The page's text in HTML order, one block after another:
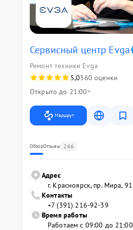
Сервисный центр Evga
Ремонт техники Evga
5,0360 оценки
Открыто до 21:00
Маршрут
ОбзорОтзывы 246
Адрес
г. Красноярск, ​пр. Мира, 91
Контакты
+7 (391) 216-92-39
Время работы
Работаем с 09:00 до 21:00